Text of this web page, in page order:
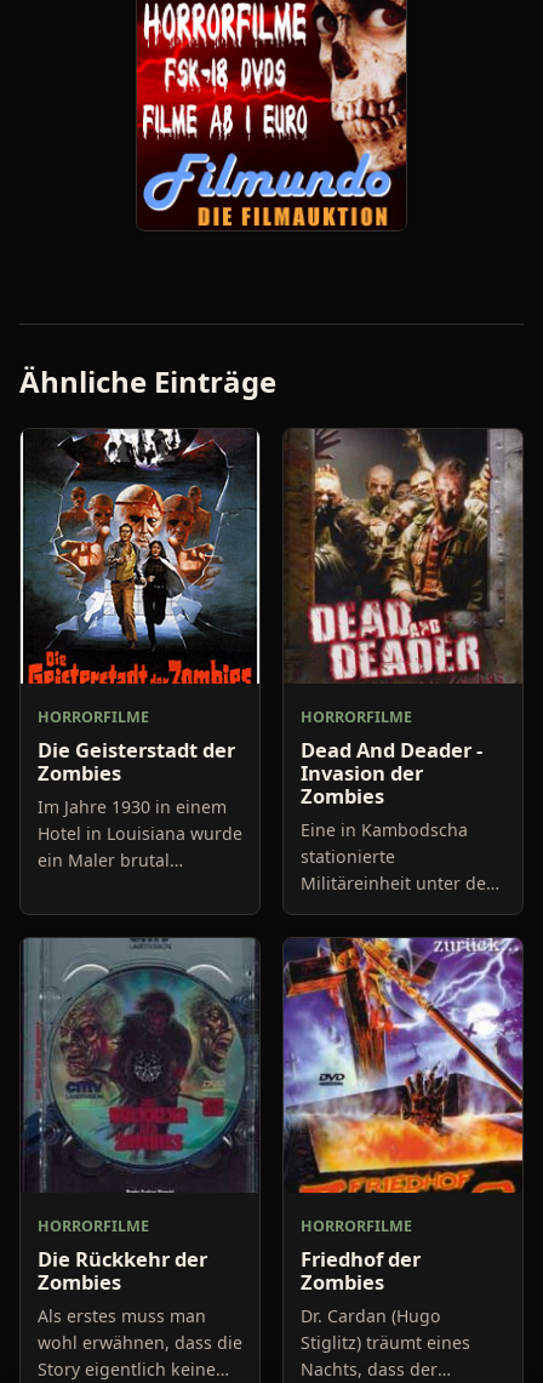
Ähnliche Einträge
HORRORFILME
Die Geisterstadt der
Zombies
Im Jahre 1930 in einem
Hotel in Louisiana wurde
ein Maler brutal
malte Bilder vom
Jenseits. Das passte den
Dorfbewohnern gar
nicht und a
HORRORFILME
Dead And Deader -
Invasion der
Zombies
Eine in Kambodscha
stationierte
Militäreinheit unter der
Leitung von Lt. Quinn
(Dean Cain) fällt dort
einem seltsamen Virus
zum Opfer, ihre Leichen
werden an
HORRORFILME
Die Rückkehr der
Zombies
Als erstes muss man
wohl erwähnen, dass die
Story eigentlich keine
HORRORFILME
Friedhof der
Zombies
Dr. Cardan (Hugo
Stiglitz) träumt eines
Nachts, dass der